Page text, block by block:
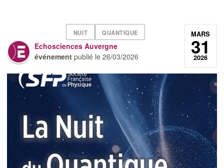
NUIT QUANTIQUE
Echosciences Auvergne
événement publié le26/03/2026
MARS
31
2026